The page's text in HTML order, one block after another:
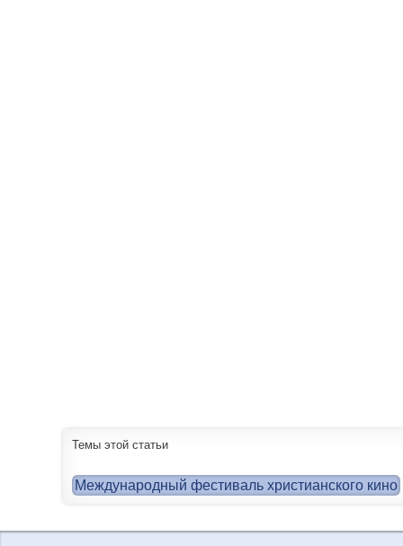
Темы этой статьи
Международный фестиваль христианского кино